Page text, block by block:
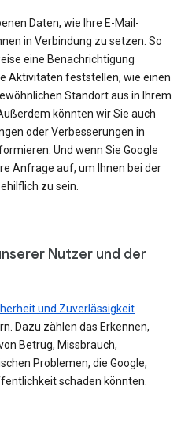
Daten, wie Ihre E-Mail-
in Verbindung zu setzen. So
eine Benachrichtigung
Aktivitäten feststellen, wie einen
Standort aus in Ihrem
könnten wir Sie auch
oder Verbesserungen in
Und wenn Sie Google
Anfrage auf, um Ihnen bei der
zu sein.
Nutzer und der
und Zuverlässigkeit
Dazu zählen das Erkennen,
Betrug, Missbrauch,
Problemen, die Google,
schaden könnten.